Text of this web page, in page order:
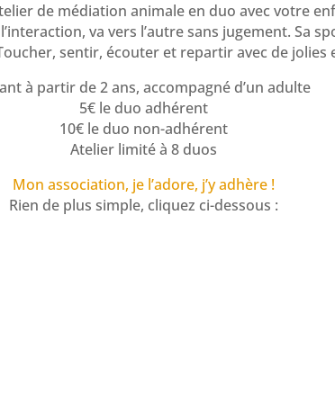
de médiation animale en duo avec votre
va vers l’autre sans jugement. Sa
sentir, écouter et repartir avec de jolies
à partir de 2 ans, accompagné d’un adulte
5€ le duo adhérent
10€ le duo non-adhérent
Atelier limité à 8 duos
Mon association, je l’adore, j’y adhère !
Rien de plus simple, cliquez ci-dessous :